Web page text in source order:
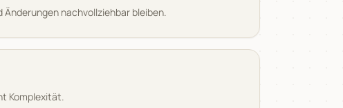
nachvollziehbar bleiben.
Komplexität.